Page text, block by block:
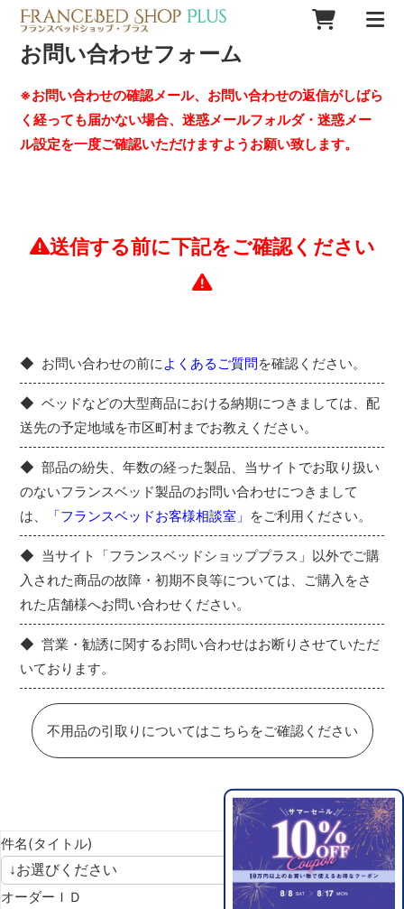
お問い合わせフォーム
※お問い合わせの確認メール、お問い合わせの返信がしばら
く経っても届かない場合、迷惑メールフォルダ・迷惑メー
ル設定を一度ご確認いただけますようお願い致します。
送信する前に下記をご確認ください
お問い合わせの前に よくあるご質問を確認ください。
ベッドなどの大型商品における納期につきましては、配
送先の予定地域を市区町村までお教えください。
部品の紛失、年数の経った製品、当サイトでお取り扱い
のないフランスベッド製品のお問い合わせにつきまして
は、
「フランスベッドお客様相談室」 をご利用ください。
当サイト「フランスベッドショッププラス」以外でご購
入された商品の故障・初期不良等については、ご購入をさ
れた店舗様へお問い合わせください。
営業・勧誘に関するお問い合わせはお断りさせていただ
いております。
不用品の引取りについてはこちらをご確認ください
件名(タイトル)
オーダーＩＤ